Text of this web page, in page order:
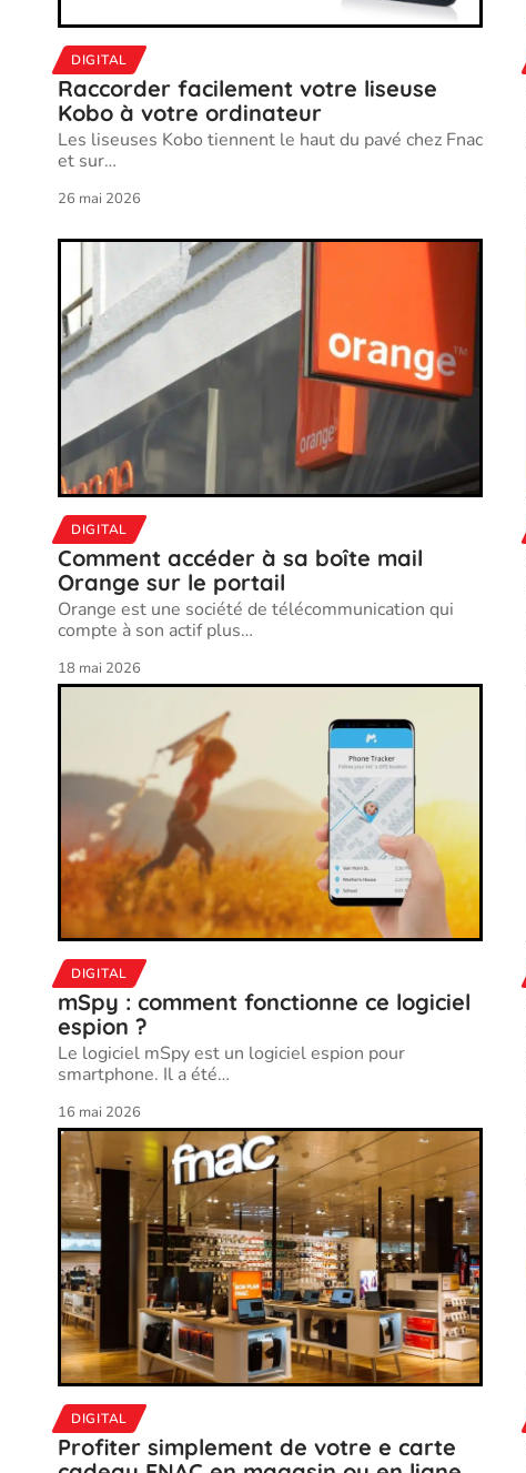
DIGITAL
Raccorder facilement votre liseuse
Kobo à votre ordinateur
Les liseuses Kobo tiennent le haut du pavé chez Fnac
et sur…
26 mai 2026
DIGITAL
Comment accéder à sa boîte mail
Orange sur le portail
Orange est une société de télécommunication qui
compte à son actif plus…
18 mai 2026
DIGITAL
mSpy : comment fonctionne ce logiciel
espion ?
Le logiciel mSpy est un logiciel espion pour
smartphone. Il a été…
16 mai 2026
DIGITAL
Profiter simplement de votre e carte